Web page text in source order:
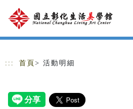
跳到主要內容
網站導覽
::: 首頁 > 活動明細